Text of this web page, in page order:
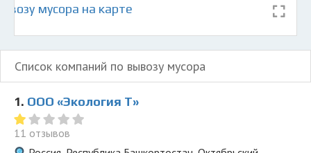
мусора на карте
Список компаний по вывозу мусора
1. ООО «Экология Т»
11 отзывов